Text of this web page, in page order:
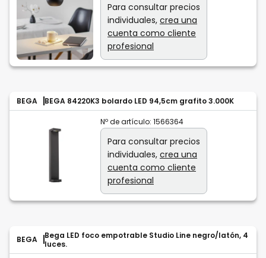
Para consultar precios
individuales, crea una
cuenta como cliente
profesional
BEGA BEGA 84220K3 bolardo LED 94,5cm grafito 3.000K
Nº de artículo: 1566364
Para consultar precios
individuales, crea una
cuenta como cliente
profesional
BEGA
Bega LED foco empotrable Studio Line negro/latón, 4
luces.